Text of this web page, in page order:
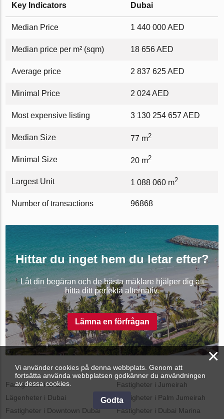
Key Indicators Dubai
Median Price 1 440 000 AED
Median price per m² (sqm) 18 656 AED
Average price 2 837 625 AED
Minimal Price 2 024 AED
Most expensive listing 3 130 254 657 AED
Median Size 77 m2
Minimal Size 20 m2
Largest Unit 1 088 060 m2
Number of transactions 96868
Hittar du inget hem du letar efter?
Låt din begäran och de bästa mäklare hjälper dig att
hitta ditt perfekta alternativ.
Lämna en förfrågan
Fastigheter i UAE
Lägenheter i Dubai
Fastigheter i Downtown Dubai
Fastigheter i Jumeirah
Fastigheter i Palm Jumeirah
Fastigheter i Dubai Marina
×
Vi använder cookies på denna webbplats. Genom att
fortsätta använda webbplatsen godkänner du användningen
av dessa cookies.
Godta